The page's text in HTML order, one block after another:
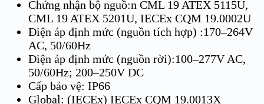
Chứng nhận bộ nguồ:n CML 19 ATEX 5115U,
CML 19 ATEX 5201U, IECEx CQM 19.0002U
Điện áp định mức (nguồn tích hợp) :170–264V
AC, 50/60Hz
Điện áp định mức (nguồn rời):100–277V AC,
50/60Hz; 200–250V DC
Cấp bảo vệ: IP66
Global: (IECEx) IECEx CQM 19.0013X